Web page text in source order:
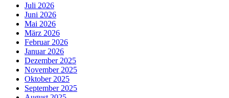
Juli 2026
Juni 2026
Mai 2026
März 2026
Februar 2026
Januar 2026
Dezember 2025
November 2025
Oktober 2025
September 2025